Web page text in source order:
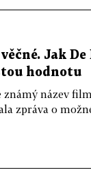
Jak De
hodnotu
název
zpráva o